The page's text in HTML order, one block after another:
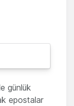
günlük
epostalar